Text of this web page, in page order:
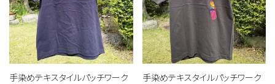
手染めテキスタイルパッチワーク
手染めテキスタイルパッチワーク
close